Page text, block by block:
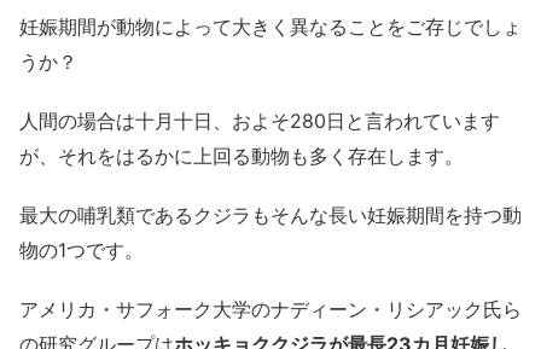
妊娠期間が動物によって大きく異なることをご存じでしょ
うか？
人間の場合は十月十日、およそ280日と言われています
が、それをはるかに上回る動物も多く存在します。
最大の哺乳類であるクジラもそんな長い妊娠期間を持つ動
物の1つです。
アメリカ・サフォーク大学のナディーン・リシアック氏ら